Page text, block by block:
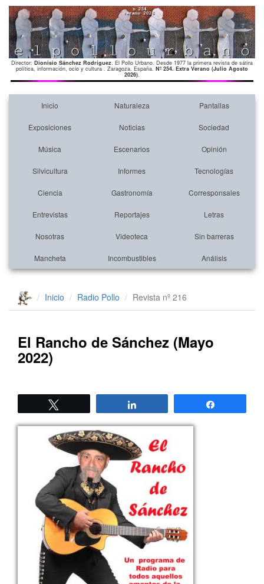
Director: Dionisio Sánchez Rodríguez. El Pollo Urbano. Desde 1977 la primera revista de sátira
política, información, ocio y cultura . Zaragoza. España. Nº 254. Extra Verano (Julio Agosto
2026).
Inicio Naturaleza Pantallas
Exposiciones Noticias Sociedad
Música Escenarios Opinión
Silvicultura Informes Tecnologías
Ciencia Gastronomía Corresponsales
Entrevistas Reportajes Letras
Nosotras Videoteca Sin barreras
Mancheta Incombustibles Análisis
Inicio Radio Pollo Revista nº 216
El Rancho de Sánchez (Mayo
2022)